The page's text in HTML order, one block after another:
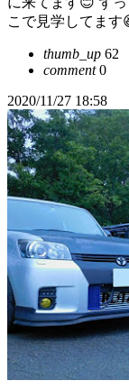
こで見学してます
thumb_up 62
comment0
2020/11/27 18:58